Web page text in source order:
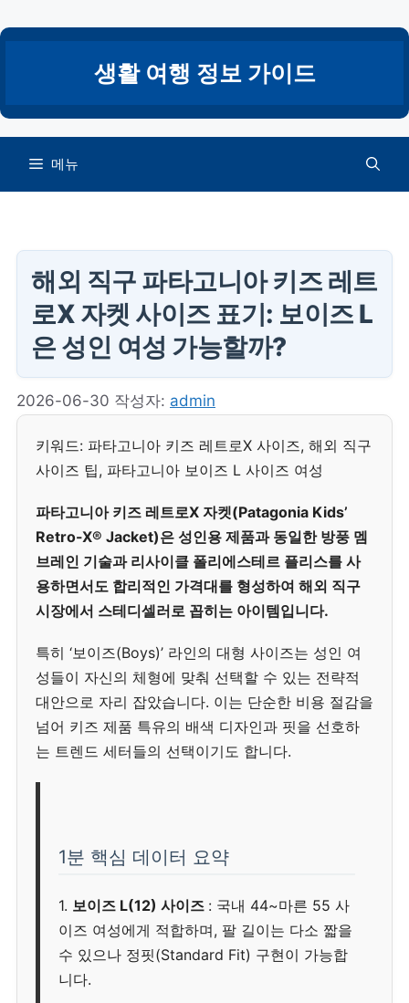
텐
건
너
생활 여행 정보 가이드
메뉴
해외 직구 파타고니아 키즈 레트
로X 자켓 사이즈 표기: 보이즈 L
은 성인 여성 가능할까?
2026-06-30 작성자: admin
키워드: 파타고니아 키즈 레트로X 사이즈, 해외 직구
사이즈 팁, 파타고니아 보이즈 L 사이즈 여성
파타고니아 키즈 레트로X 자켓(Patagonia Kids’
Retro-X® Jacket)은 성인용 제품과 동일한 방풍 멤
브레인 기술과 리사이클 폴리에스테르 플리스를 사
용하면서도 합리적인 가격대를 형성하여 해외 직구
시장에서 스테디셀러로 꼽히는 아이템입니다.
특히 ‘보이즈(Boys)’ 라인의 대형 사이즈는 성인 여
성들이 자신의 체형에 맞춰 선택할 수 있는 전략적
대안으로 자리 잡았습니다. 이는 단순한 비용 절감을
넘어 키즈 제품 특유의 배색 디자인과 핏을 선호하
는 트렌드 세터들의 선택이기도 합니다.
1분 핵심 데이터 요약
1. 보이즈 L(12) 사이즈 : 국내 44~마른 55 사
이즈 여성에게 적합하며, 팔 길이는 다소 짧을
수 있으나 정핏(Standard Fit) 구현이 가능합
니다.